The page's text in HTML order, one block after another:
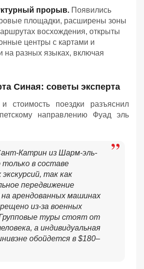
прорыв. Появились
площадки, расширены зоны
восхождения, открыты
центры с картами и
на разных языках, включая
Синая: советы эксперта
стоимость поездки разъяснил
направлению Фуад эль
Катрин из Шарм-эль-
в составе
так как
передвижение
арендованных машинах
из-за военных
туры стоят от
а индивидуальная
обойдется в $180–